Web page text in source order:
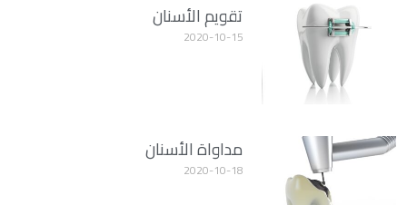
تقويم الأسنان
2020-10-15
مداواة الأسنان
2020-10-18